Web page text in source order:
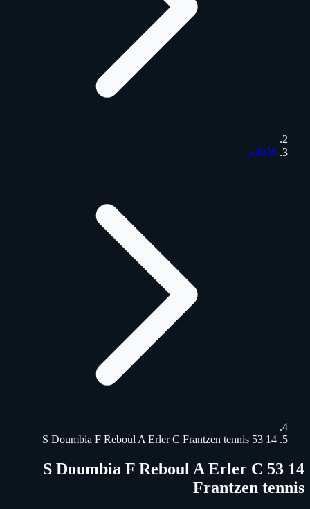
الأفلام
14 53 S Doumbia F Reboul A Erler C Frantzen tennis
14 53 S Doumbia F Reboul A Erler C
Frantzen tennis